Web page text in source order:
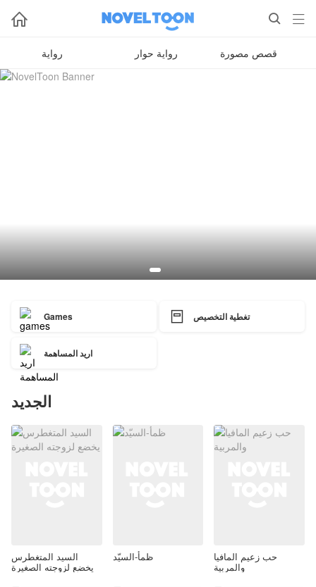
  
رواية رواية حوار قصص مصورة
Games  تغطية التخصيص
اريد المساهمة
الجديد
السيد المتغطرس
يخضع لزوجته الصغيرة
ظمأ-السيّد حب زعيم المافيا
والمربية